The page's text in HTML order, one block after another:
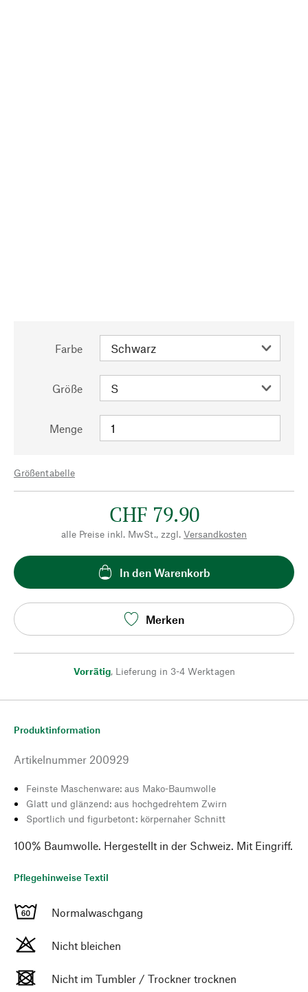
Farbe
Größe
Menge
Größentabelle
CHF 79.90
alle Preise inkl. MwSt., zzgl. Versandkosten
In den Warenkorb
Merken
Vorrätig, Lieferung in 3-4 Werktagen
Produktinformation
Artikelnummer 200929
Feinste Maschenware: aus Mako-Baumwolle
Glatt und glänzend: aus hochgedrehtem Zwirn
Sportlich und figurbetont: körpernaher Schnitt
100% Baumwolle. Hergestellt in der Schweiz. Mit Eingriff.
Pflegehinweise Textil
Normalwaschgang
Nicht bleichen
Nicht im Tumbler / Trockner trocknen